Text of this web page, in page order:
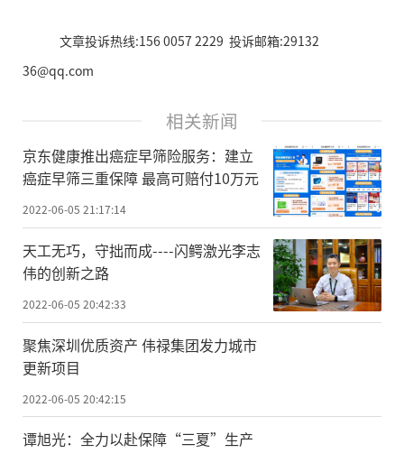
文章投诉热线:156 0057 2229 投诉邮箱:29132
36@qq.com
相关新闻
京东健康推出癌症早筛险服务：建立
癌症早筛三重保障 最高可赔付10万元
2022-06-05 21:17:14
天工无巧，守拙而成----闪鳄激光李志
伟的创新之路
2022-06-05 20:42:33
聚焦深圳优质资产 伟禄集团发力城市
更新项目
2022-06-05 20:42:15
谭旭光：全力以赴保障“三夏”生产